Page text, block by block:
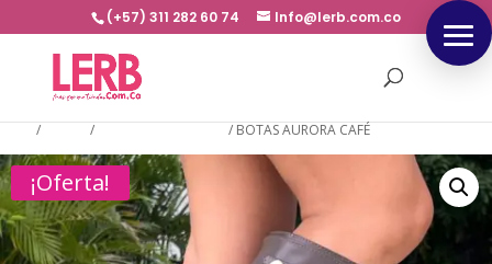
(+57) 311 282 60 74 Info@lerb.com.co
/ / / BOTAS AURORA CAFÉ
¡Oferta!